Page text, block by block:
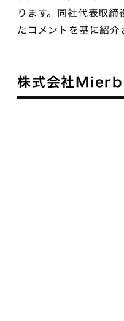
ります。同社代表取
たコメントを基に紹介
株式会社